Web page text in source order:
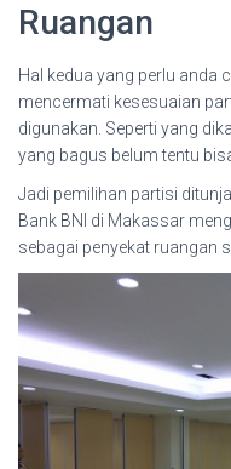
Ruangan
Hal kedua yang perlu anda
mencermati kesesuaian
digunakan. Seperti yang
yang bagus belum tentu
Jadi pemilihan partisi
Bank BNI di Makassar
sebagai penyekat ruangan